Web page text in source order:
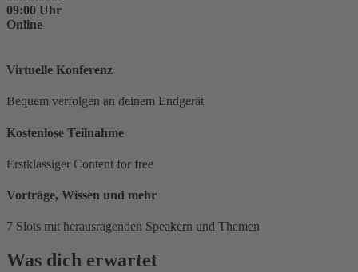
09:00 Uhr
Online
Virtuelle Konferenz
Bequem verfolgen an deinem Endgerät
Kostenlose Teilnahme
Erstklassiger Content for free
Vorträge, Wissen und mehr
7 Slots mit herausragenden Speakern und Themen
Was dich erwartet